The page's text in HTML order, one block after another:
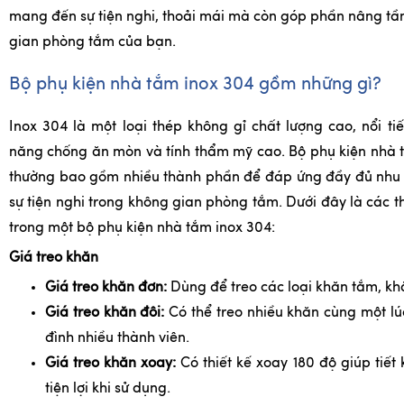
mang đến sự tiện nghi, thoải mái mà còn góp phần nâng
gian phòng tắm của bạn.
Bộ phụ kiện nhà tắm inox 304 gồm những gì?
Inox 304 là một loại thép không gỉ chất lượng cao, nổi
năng chống ăn mòn và tính thẩm mỹ cao. Bộ phụ kiện nhà
thường bao gồm nhiều thành phần để đáp ứng đầy đủ
sự tiện nghi trong không gian phòng tắm. Dưới đây là các
trong một bộ phụ kiện nhà tắm inox 304:
Giá treo khăn
Giá treo khăn đơn: Dùng để treo các loại khăn tắm,
Giá treo khăn đôi: Có thể treo nhiều khăn cùng một
đình nhiều thành viên.
Giá treo khăn xoay: Có thiết kế xoay 180 độ giúp tiết
tiện lợi khi sử dụng.